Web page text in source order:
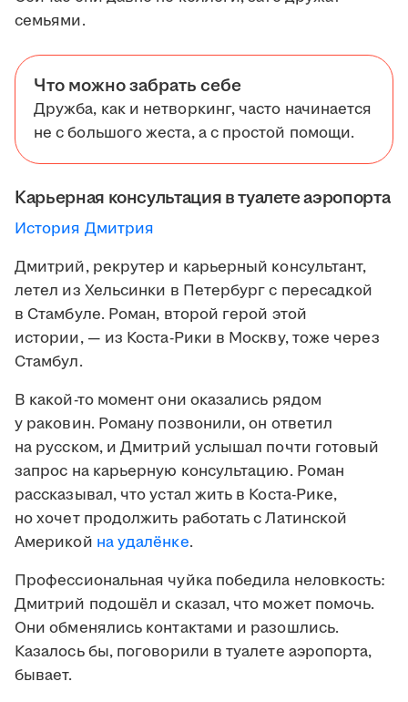
семьями.
Что можно забрать себе
Дружба, как и нетворкинг, часто начинается
не с большого жеста, а с простой помощи.
Карьерная консультация в туалете аэропорта
История Дмитрия
Дмитрий, рекрутер и карьерный консультант,
летел из Хельсинки в Петербург с пересадкой
в Стамбуле. Роман, второй герой этой
истории, — из Коста-Рики в Москву, тоже через
Стамбул.
В какой-то момент они оказались рядом
у раковин. Роману позвонили, он ответил
на русском, и Дмитрий услышал почти готовый
запрос на карьерную консультацию. Роман
рассказывал, что устал жить в Коста-Рике,
но хочет продолжить работать с Латинской
Америкой на удалёнке.
Профессиональная чуйка победила неловкость:
Дмитрий подошёл и сказал, что может помочь.
Они обменялись контактами и разошлись.
Казалось бы, поговорили в туалете аэропорта,
бывает.